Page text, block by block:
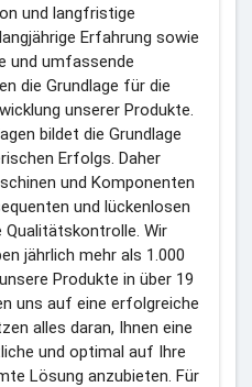
und langfristige
Erfahrung sowie
und umfassende
die Grundlage für die
unserer Produkte.
bildet die Grundlage
Erfolgs. Daher
und Komponenten
und lückenlosen
Wir
jährlich mehr als 1.000
Produkte in über 19
uns auf eine erfolgreiche
alles daran, Ihnen eine
und optimal auf Ihre
Lösung anzubieten. Für